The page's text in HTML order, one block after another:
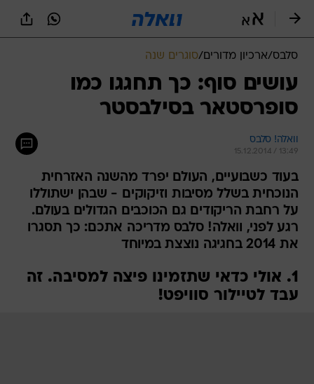
סלבס/ארכיון מדורים /סוגרים שנה
עושים סוף: כך תחגגו כמו
סופרסטאר בסילבסטר
וואלה! סלבס
15.12.2014 / 13:49
בעוד כשבועיים, העולם יפרד מהשנה האזרחית
הנוכחית בשלל מסיבות וזיקוקים - שבהן ישתוללו
על רחבת הריקודים גם הכוכבים הגדולים בעולם.
רגע לפני, וואלה! סלבס מדריכה אתכם: כך תסגרו
את 2014 בחגיגה נוצצת במיוחד
1. אולי כדאי שתזמינו פיצה למסיבה. זה
עבד לטיילור סוויפט!